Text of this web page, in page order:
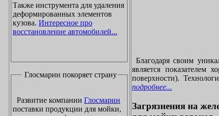
Также инструмента для удаления
деформированных элементов
кузова. Интересное про
восстановление автомобилей...
Глосмарин покоряет страну
Развитие компании Глосмарин
поставки продукции для мойки,
Благодаря своим
является показателем
поверхности).
подробнее...
Загрязнения на